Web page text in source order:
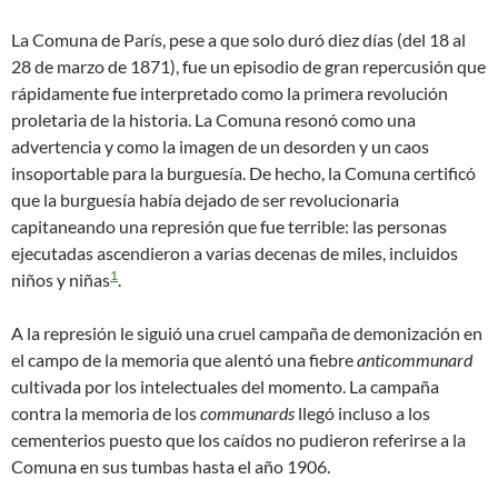
La Comuna de París, pese a que solo duró diez días (del 18 al
28 de marzo de 1871), fue un episodio de gran repercusión que
rápidamente fue interpretado como la primera revolución
proletaria de la historia. La Comuna resonó como una
advertencia y como la imagen de un desorden y un caos
insoportable para la burguesía. De hecho, la Comuna certificó
que la burguesía había dejado de ser revolucionaria
capitaneando una represión que fue terrible: las personas
ejecutadas ascendieron a varias decenas de miles, incluidos
niños y niñas1.
A la represión le siguió una cruel campaña de demonización en
el campo de la memoria que alentó una fiebreanticommunard
cultivada por los intelectuales del momento. La campaña
contra la memoria de loscommunards llegó incluso a los
cementerios puesto que los caídos no pudieron referirse a la
Comuna en sus tumbas hasta el año 1906.